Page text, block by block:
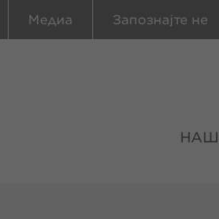
Медиа Запознајте не